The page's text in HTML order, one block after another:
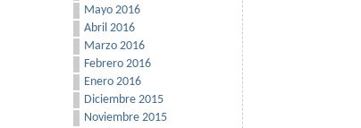
Mayo 2016
Abril 2016
Marzo 2016
Febrero 2016
Enero 2016
Diciembre 2015
Noviembre 2015